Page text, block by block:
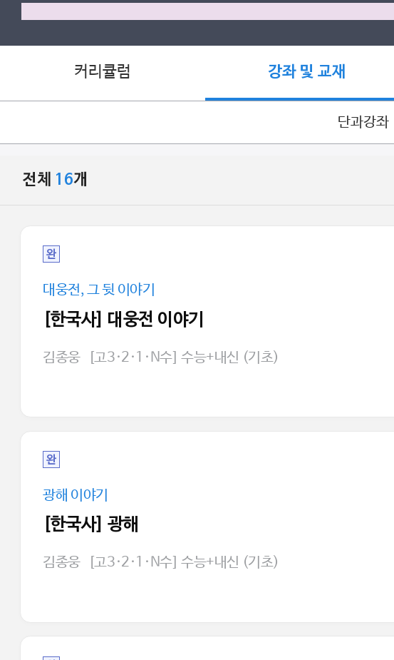
커리큘럼 강좌 및 교재
단과강좌
전체 16개
완
대웅전, 그 뒷 이야기
[한국사] 대웅전 이야기
김종웅 [고3·2·1·N수] 수능+내신 (기초)
완
광해 이야기
[한국사] 광해
김종웅 [고3·2·1·N수] 수능+내신 (기초)